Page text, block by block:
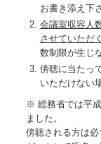
お書き添え下
会議室収容人
させていただ
数制限が生じ
傍聴に当たっ
いただけない
※ 総務省では平
ました。
傍聴される方は必